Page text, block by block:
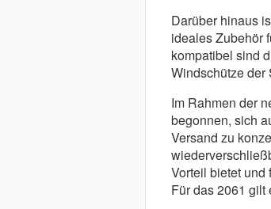
Darüber hinaus
ideales Zubehör
kompatibel sind
Windschütze der
Im Rahmen der
begonnen, sich
Versand zu
Vorteil bietet und
Für das 2061 gilt